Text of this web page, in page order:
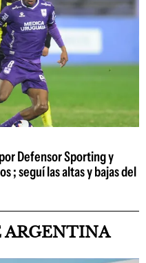
Defensor Sporting y
; seguí las altas y bajas del
ARGENTINA